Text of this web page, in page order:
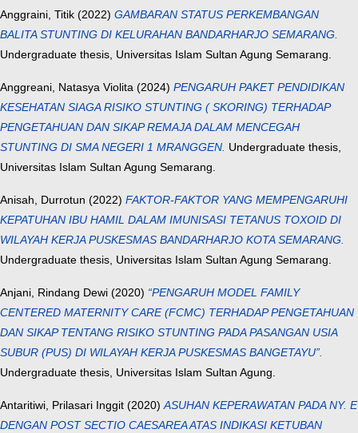
Anggraini, Titik (2022) GAMBARAN STATUS PERKEMBANGAN
BALITA STUNTING DI KELURAHAN BANDARHARJO SEMARANG.
Undergraduate thesis, Universitas Islam Sultan Agung Semarang.
Anggreani, Natasya Violita (2024) PENGARUH PAKET PENDIDIKAN
KESEHATAN SIAGA RISIKO STUNTING ( SKORING) TERHADAP
PENGETAHUAN DAN SIKAP REMAJA DALAM MENCEGAH
STUNTING DI SMA NEGERI 1 MRANGGEN. Undergraduate thesis,
Universitas Islam Sultan Agung Semarang.
Anisah, Durrotun (2022) FAKTOR-FAKTOR YANG MEMPENGARUHI
KEPATUHAN IBU HAMIL DALAM IMUNISASI TETANUS TOXOID DI
WILAYAH KERJA PUSKESMAS BANDARHARJO KOTA SEMARANG.
Undergraduate thesis, Universitas Islam Sultan Agung Semarang.
Anjani, Rindang Dewi (2020) “PENGARUH MODEL FAMILY
CENTERED MATERNITY CARE (FCMC) TERHADAP PENGETAHUAN
DAN SIKAP TENTANG RISIKO STUNTING PADA PASANGAN USIA
SUBUR (PUS) DI WILAYAH KERJA PUSKESMAS BANGETAYU”.
Undergraduate thesis, Universitas Islam Sultan Agung.
Antaritiwi, Prilasari Inggit (2020)ASUHAN KEPERAWATAN PADA NY. E
DENGAN POST SECTIO CAESAREA ATAS INDIKASI KETUBAN